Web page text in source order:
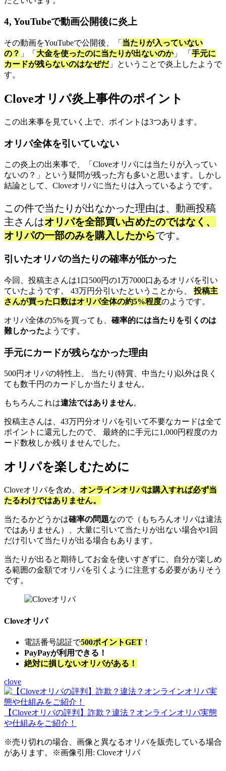
4, YouTubeで動画公開後に炎上
その動画をYouTubeで公開後、「 当たりが入っていない
の？ 」「 大金を使ったのに当たりが出ないのか」 「 手元に
カードが残らないのはなぜだ」ということで炎上したようで
す。
Cloveオリパ炎上事件のポイント
この出来事を見ていく上で、ポイントは3つあります。
オリパ全体を引いていない
この炎上の出来事で、「Cloveオリパには当たりが入ってい
ないの？」という疑問が残った方も多いと思います。しかし
結論として、Cloveオリパに当たりは入っているようです。
この件で当たりが出なかった理由は、動画投稿
主さんはオリパを全部買い占めたのではなく、
オリパの一部のみを購入したからです。
引いたオリパの当たりの確率が低かった
今回、投稿主さんは1口500円の1万7000口あるオリパを引い
ていたようです。 43万円分引いたということから、投稿主
さんが買った口数はオリパ全体の約5%程度のようです。
オリパ全体の5%を買っても、 確率的には当たりを引くのは
難しかったようです。
手元にカードが残らなかった理由
500円オリパの特性上、 当たり(特賞、中当たり)以外は良く
ても数千円のカードしか当たりません。
もちろんこれは違法ではありません。
投稿主さんは、43万円分オリパを引いて不要なカードは全て
ポイントに還元したので、 最終的に手元に1,000円程度のカ
ード数枚しか残りませんでした。
オリパを楽しむために
Cloveオリパを含め、 オンラインオリパは購入すれば必ず当
たるわけではありません。
当たるかどうかは確率の問題なので（もちろんオリパは違法
ではありません）、大量に引いて当たりが出ない場合や1回
だけ引いて当たりが出る場合もあります。
当たりが出ると期待してお金を使いすぎずに、自分が楽しめ
る範囲の金額でオリパを引くように注意する必要がありそう
です。
Cloveオリパ
電話番号認証で500ポイントGET ！
PayPayが利用できる！
絶対に損しないオリパがある！
clove
【Cloveオリパの評判】詐欺？違法？オンラインオリパ実態
や仕組みをご紹介！
※売り切れの場合、画像と異なるオリパを販売している場合
があります。※画像引用: Cloveオリパ